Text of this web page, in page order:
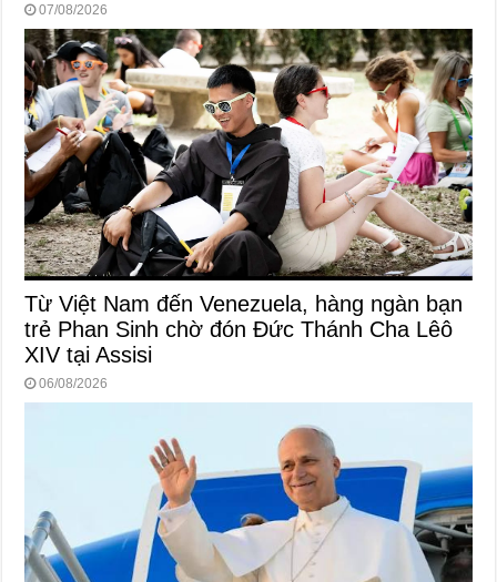
07/08/2026
Từ Việt Nam đến Venezuela, hàng ngàn bạn
trẻ Phan Sinh chờ đón Đức Thánh Cha Lêô
XIV tại Assisi
06/08/2026